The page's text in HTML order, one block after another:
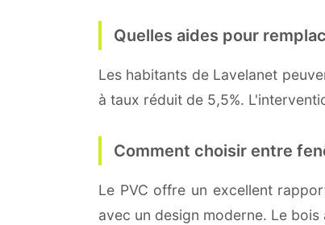
Quelles aides pour
Les habitants de Lavelanet
à taux réduit de 5,5%.
Comment choisir entre
Le PVC offre un excellent
avec un design moderne. Le